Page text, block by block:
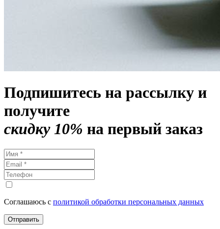
Подпишитесь на рассылку и
получите
скидку 10% на первый заказ
Соглашаюсь с политикой обработки персональных данных